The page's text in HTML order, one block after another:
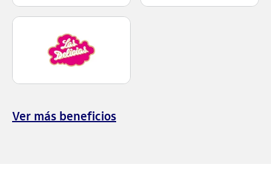
Ver más beneficios